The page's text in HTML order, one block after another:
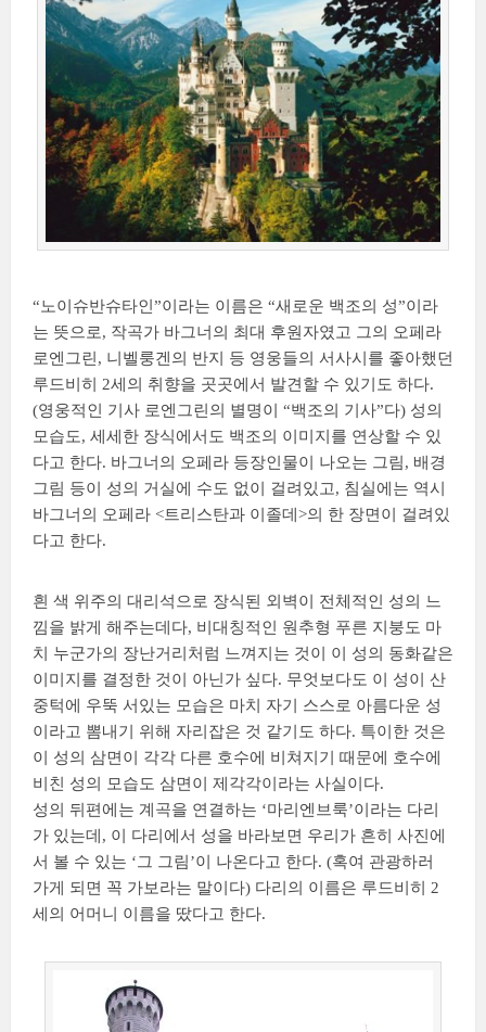
“노이슈반슈타인”이라는 이름은 “새로운 백조의 성”이라
는 뜻으로, 작곡가 바그너의 최대 후원자였고 그의 오페라
로엔그린, 니벨룽겐의 반지 등 영웅들의 서사시를 좋아했던
루드비히 2세의 취향을 곳곳에서 발견할 수 있기도 하다.
(영웅적인 기사 로엔그린의 별명이 “백조의 기사”다) 성의
모습도, 세세한 장식에서도 백조의 이미지를 연상할 수 있
다고 한다. 바그너의 오페라 등장인물이 나오는 그림, 배경
그림 등이 성의 거실에 수도 없이 걸려있고, 침실에는 역시
바그너의 오페라 <트리스탄과 이졸데>의 한 장면이 걸려있
다고 한다.
흰 색 위주의 대리석으로 장식된 외벽이 전체적인 성의 느
낌을 밝게 해주는데다, 비대칭적인 원추형 푸른 지붕도 마
치 누군가의 장난거리처럼 느껴지는 것이 이 성의 동화같은
이미지를 결정한 것이 아닌가 싶다. 무엇보다도 이 성이 산
중턱에 우뚝 서있는 모습은 마치 자기 스스로 아름다운 성
이라고 뽐내기 위해 자리잡은 것 같기도 하다. 특이한 것은
이 성의 삼면이 각각 다른 호수에 비쳐지기 때문에 호수에
비친 성의 모습도 삼면이 제각각이라는 사실이다.
성의 뒤편에는 계곡을 연결하는 ‘마리엔브룩’이라는 다리
가 있는데, 이 다리에서 성을 바라보면 우리가 흔히 사진에
서 볼 수 있는 ‘그 그림’이 나온다고 한다. (혹여 관광하러
가게 되면 꼭 가보라는 말이다) 다리의 이름은 루드비히 2
세의 어머니 이름을 땄다고 한다.